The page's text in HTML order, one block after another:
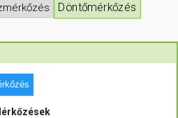
Döntőmérkőzés